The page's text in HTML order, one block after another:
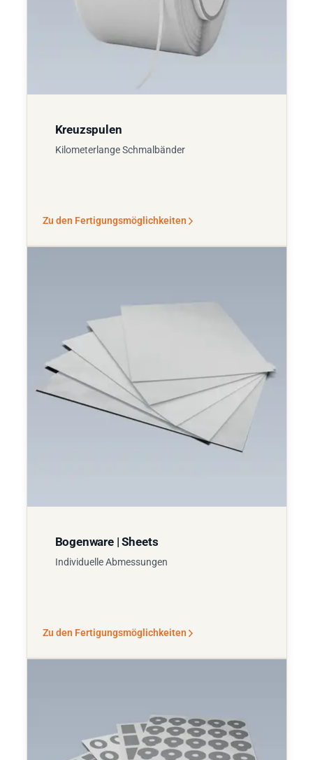
Kreuzspulen
Kilometerlange Schmalbänder
Zu den Fertigungsmöglichkeiten
Bogenware | Sheets
Individuelle Abmessungen
Zu den Fertigungsmöglichkeiten